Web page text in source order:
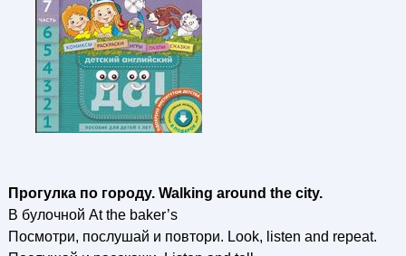
Прогулка по городу. Walking around the city.
В булочной At the baker’s
Посмотри, послушай и повтори. Look, listen and repeat.